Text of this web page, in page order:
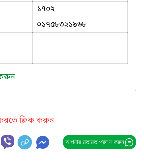
১৭০২
০১৭৫৮৩২১৯৬৮
ক্লিক করুন
আপনার মতামত প্রদান করুন